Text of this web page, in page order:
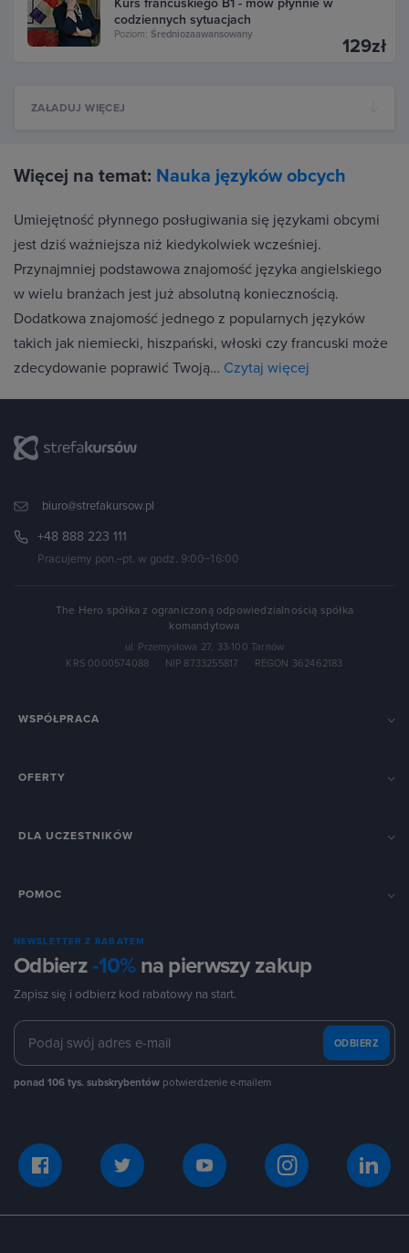
Kurs francuskiego B1 - mów płynnie w
codziennych sytuacjach
Poziom: Średniozaawansowany
129zł
ZAŁADUJ WIĘCEJ
Więcej na temat: Nauka języków obcych
Umiejętność płynnego posługiwania się językami obcymi
jest dziś ważniejsza niż kiedykolwiek wcześniej.
Przynajmniej podstawowa znajomość języka angielskiego
w wielu branżach jest już absolutną koniecznością.
Dodatkowa znajomość jednego z popularnych języków
takich jak niemiecki, hiszpański, włoski czy francuski może
zdecydowanie poprawić Twoją… Czytaj więcej
biuro@strefakursow.pl
+48 888 223 111
Pracujemy pon.–pt. w godz. 9:00–16:00
The Hero spółka z ograniczoną odpowiedzialnością spółka
komandytowa
ul. Przemysłowa 27, 33-100 Tarnów
KRS 0000574088
NIP 8733255817 REGON 362462183
WSPÓŁPRACA
OFERTY
DLA UCZESTNIKÓW
POMOC
NEWSLETTER Z RABATEM
Odbierz-10%na pierwszy zakup
Zapisz się i odbierz kod rabatowy na start.
ODBIERZ
ponad 106 tys. subskrybentów potwierdzenie e-mailem